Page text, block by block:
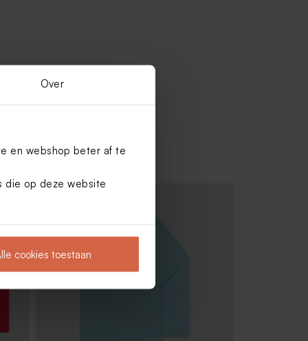
Over
en webshop beter af te
die op deze website
cookies toestaan